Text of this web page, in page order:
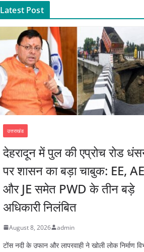
Latest Post
उत्तराखंड
देहरादून में पुल की एप्रोच रोड
पर शासन का बड़ा चाबुक: EE, AE
और JE समेत PWD के तीन बड़े
अधिकारी निलंबित
August 8, 2026 admin
टोंस नदी के उफान और लापरवाही ने खोली लोक निर्माण